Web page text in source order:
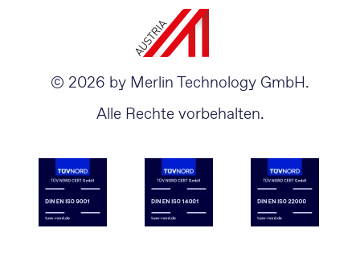
© 2026 by Merlin Technology GmbH.
Alle Rechte vorbehalten.